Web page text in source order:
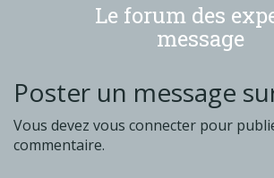
Le forum des
message
Poster un message
Vous devez vous connecter pour
commentaire.